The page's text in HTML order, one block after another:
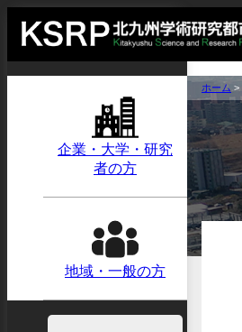
企業・大学・研究
者の方
地域・一般の方
ホーム >